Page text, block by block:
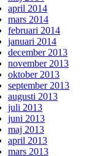
april 2014
mars 2014
februari 2014
januari 2014
december 2013
november 2013
oktober 2013
september 2013
augusti 2013
juli 2013
juni 2013
maj 2013
april 2013
mars 2013